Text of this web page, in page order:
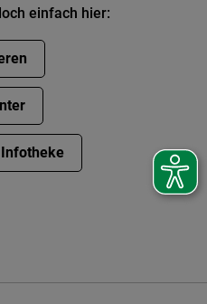
einfach hier: